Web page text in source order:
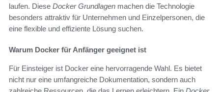
laufen. Diese Docker Grundlagen machen die Technologie
besonders attraktiv für Unternehmen und Einzelpersonen, die
eine flexible und effiziente Lösung suchen.
Warum Docker für Anfänger geeignet ist
Für Einsteiger ist Docker eine hervorragende Wahl. Es bietet
nicht nur eine umfangreiche Dokumentation, sondern auch